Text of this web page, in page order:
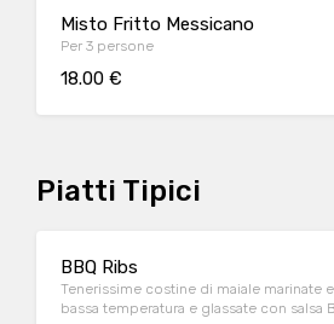
Misto Fritto Messicano
Per 3 persone
18.00 €
Piatti Tipici
BBQ Ribs
Tenerissime costine di maiale marinate
bassa temperatura e glassate con salsa